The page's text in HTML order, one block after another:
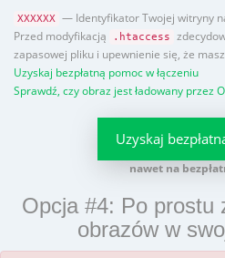
XXXXXX
— Identyfikator Twojej witryny
Przed modyfikacją
.htaccess
zapasowej pliku i upewnienie się, że
Uzyskaj bezpłatną pomoc w łączeniu
Sprawdź, czy obraz jest ładowany przez
Uzyskaj
nawet na
Opcja #4: Po prostu
obrazów w